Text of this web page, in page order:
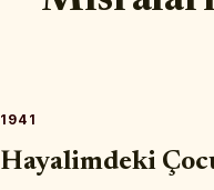
1941
Hayalimdeki